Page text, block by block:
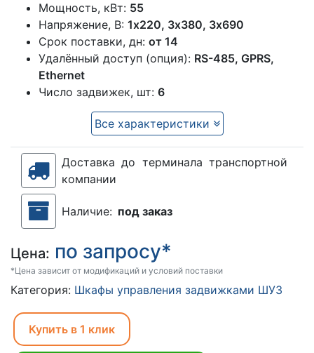
Мощность, кВт: 55
Напряжение, В: 1x220, 3х380, 3х690
Срок поставки, дн: от 14
Удалённый доступ (опция): RS-485, GPRS,
Ethernet
Число задвижек, шт: 6
Все характеристики
Доставка до терминала транспортной
компании
Наличие: под заказ
Цена: по запросу*
*Цена зависит от модификаций и условий поставки
Категория: Шкафы управления задвижками ШУЗ
Купить в 1 клик